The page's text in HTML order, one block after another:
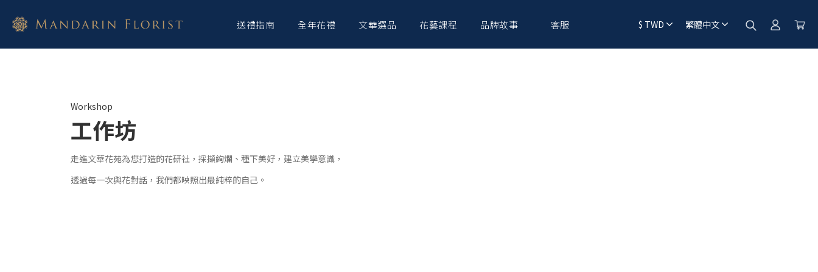
送禮指南 全年花禮 文華選品 花藝課程 品牌故事 客服 $ TWD 繁體中文
Workshop
工作坊
走進文華花苑為您打造的花研社，採擷絢爛、種下美好，建立美學意識，
透過每一次與花對話，我們都映照出最純粹的自己。